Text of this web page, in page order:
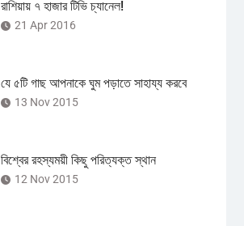
রাশিয়ায় ৭ হাজার টিভি চ্যানেল!
21 Apr 2016
যে ৫টি গাছ আপনাকে ঘুম পড়াতে সাহায্য করবে
13 Nov 2015
বিশ্বের রহস্যময়ী কিছু পরিত্যক্ত স্থান
12 Nov 2015